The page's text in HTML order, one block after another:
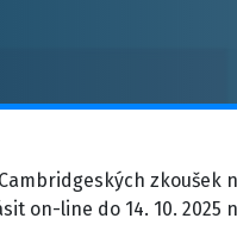
zkoušek
on-line do 14. 10. 2025